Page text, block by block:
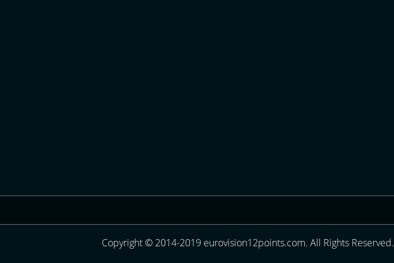
Copyright © 2014-2019 eurovision12points.com. All Rights Reserved.